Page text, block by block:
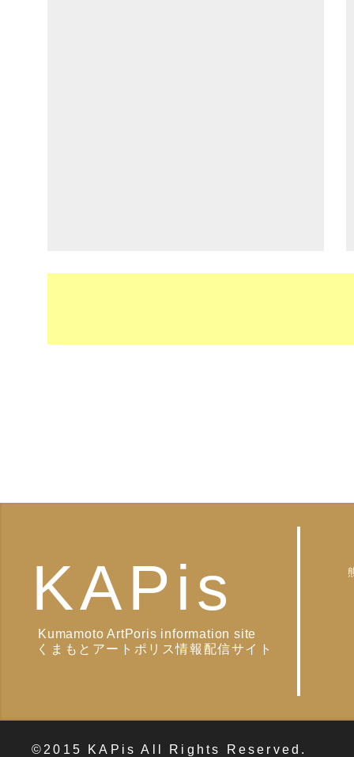
KAPis
Kumamoto ArtPoris information site
くまもとアートポリス情報配信サイト
©2015 KAPis All Rights Reserved.